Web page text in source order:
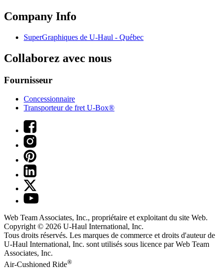
Company Info
SuperGraphiques de U-Haul - Québec
Collaborez avec nous
Fournisseur
Concessionnaire
Transporteur de fret U-Box®
Web Team Associates, Inc., propriétaire et exploitant du site Web.
Copyright © 2026 U-Haul International, Inc.
Tous droits réservés. Les marques de commerce et droits d'auteur de
U-Haul International, Inc. sont utilisés sous licence par Web Team
Associates, Inc.
Air-Cushioned Ride®